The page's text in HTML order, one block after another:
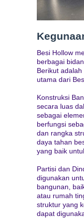
Besi Hollow
berbagai
Berikut
utama dari
Konstruksi
secara luas
sebagai
berfungsi
dan rangka
daya tahan
yang baik
Partisi dan
digunakan
bangunan,
atau rumah
struktur yang
dapat